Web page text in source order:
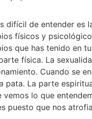
difícil de entender es
físicos y
que has tenido en
física. La
Cuando se
pata. La parte
lo que
puesto que nos